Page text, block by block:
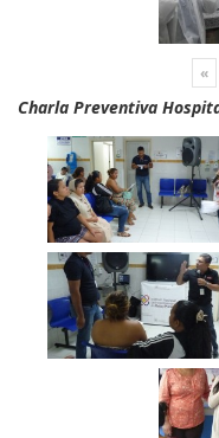
«
Charla Preventiva